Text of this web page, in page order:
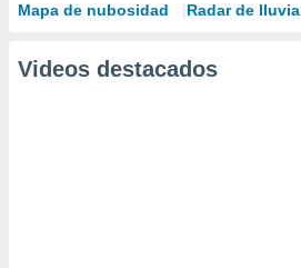
Mapa de nubosidad Radar de lluvia
Videos destacados